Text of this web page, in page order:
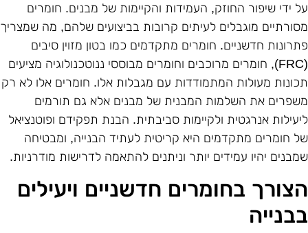
ידי שיפור החוזק, העמידות והקיימות של מבנים. חומרים
מוגבלים לעיתים קרובות בביצועים שלהם, מה שמצריך
חדשניים. חומרים מתקדמים כמו בטון מזוין סיבים
חומרים מרוכבים וחומרים מבוססי ננוטכנולוגיה מציעים
מעולות המתמודדות עם מגבלות אלו. חומרים אלו לא רק
את השלמות המבנית של מבנים אלא גם תורמים
אנרגטית ולקיימות סביבתית. הבנת תפקידם ופוטנציאל
חומרים מתקדמים היא קריטית לעתיד הבנייה, ומבטיחה
יהיו עמידים יותר וניתנים להתאמה לדרישות מודרניות.
בחומרים חדשניים ויעילים